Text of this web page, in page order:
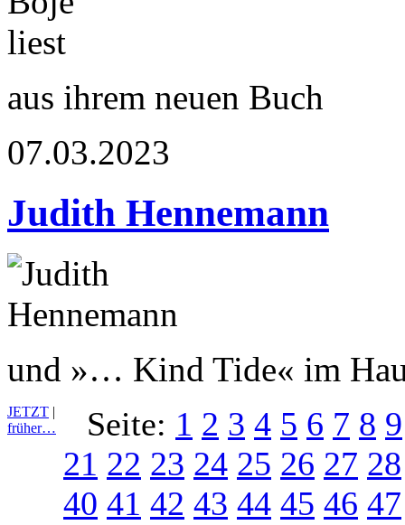
aus ihrem neuen Buch
07.03.2023
Judith Hennemann
und »… Kind Tide« im
JETZT |
früher…
Seite: 1 2 3 4 5 6 7 8 9
21 22 23 24 25 26 27 28
40 41 42 43 44 45 46 47